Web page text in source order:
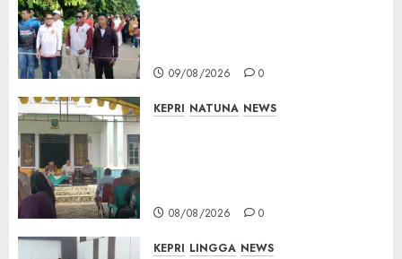
09/08/2026 0
KEPRI NATUNA NEWS
08/08/2026 0
KEPRI LINGGA NEWS